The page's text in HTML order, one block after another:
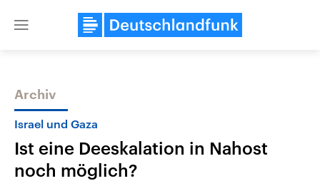
Close
Themen
Archiv
Israel und Gaza
Ist eine Deeskalation in Nahost
noch möglich?